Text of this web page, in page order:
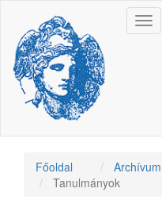
Navigation
Main
Content
Sidebar
Főoldal Archívum
Tanulmányok